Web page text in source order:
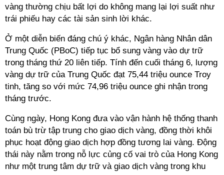
vàng thường chịu bất lợi do không mang lại lợi suất như
trái phiếu hay các tài sản sinh lời khác.
Ở một diễn biến đáng chú ý khác, Ngân hàng Nhân dân
Trung Quốc (PBoC) tiếp tục bổ sung vàng vào dự trữ
trong tháng thứ 20 liên tiếp. Tính đến cuối tháng 6, lượng
vàng dự trữ của Trung Quốc đạt 75,44 triệu ounce Troy
tinh, tăng so với mức 74,96 triệu ounce ghi nhận trong
tháng trước.
Cùng ngày, Hong Kong đưa vào vận hành hệ thống thanh
toán bù trừ tập trung cho giao dịch vàng, đồng thời khôi
phục hoạt động giao dịch hợp đồng tương lai vàng. Động
thái này nằm trong nỗ lực củng cố vai trò của Hong Kong
như một trung tâm dự trữ và giao dịch vàng trong khu